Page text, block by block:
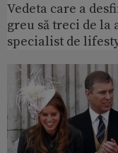
Vedeta care a
greu să treci de la
specialist de